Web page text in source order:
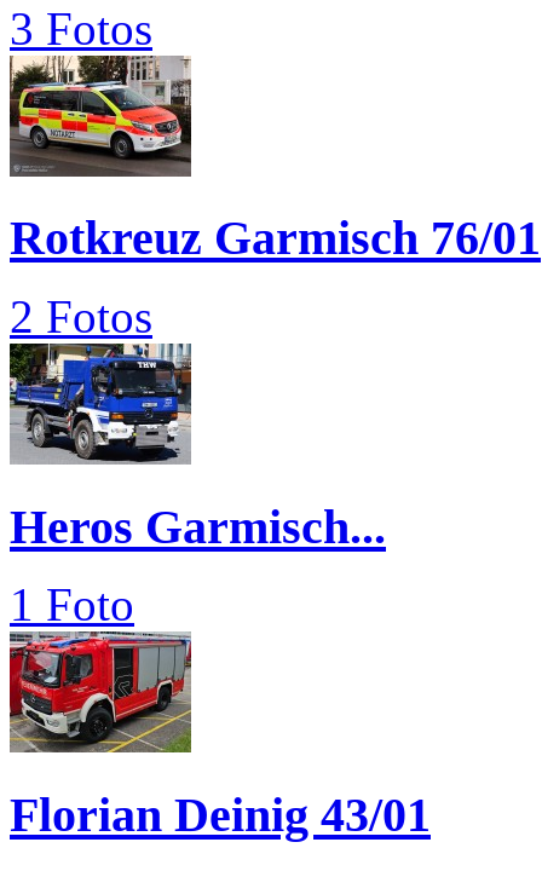
3 Fotos
Rotkreuz Garmisch 76/01
2 Fotos
Heros Garmisch...
1 Foto
Florian Deinig 43/01